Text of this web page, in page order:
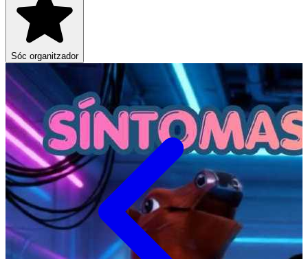
Sóc organitzador